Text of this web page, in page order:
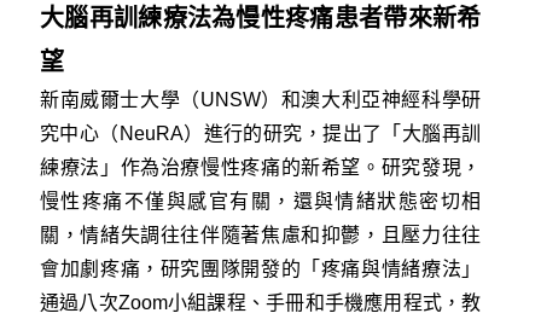
大腦再訓練療法為慢性疼痛患者帶來新希
望
新南威爾士大學（UNSW）和澳大利亞神經科學研
究中心（NeuRA）進行的研究，提出了「大腦再訓
練療法」作為治療慢性疼痛的新希望。研究發現，
慢性疼痛不僅與感官有關，還與情緒狀態密切相
關，情緒失調往往伴隨著焦慮和抑鬱，且壓力往往
會加劇疼痛，研究團隊開發的「疼痛與情緒療法」
通過八次Zoom小組課程、手冊和手機應用程式，教